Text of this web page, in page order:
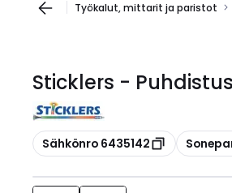
Työkalut, mittarit ja paristot
Sticklers -
Kopioi
Sähkönro 6435142 Kopioi